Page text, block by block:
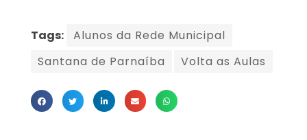
Tags:
Alunos da Rede Municipal
Santana de Parnaíba
Volta as Aulas